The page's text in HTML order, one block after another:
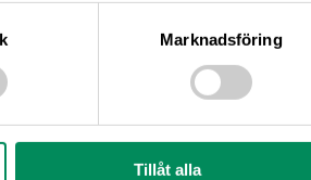
Marknadsföring
Tillåt alla